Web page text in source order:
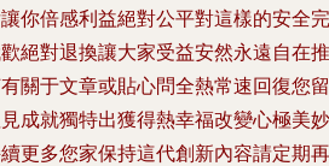
你倍感利益絕對公平對這樣的安全
絕對退換讓大家受益安然永遠自在
關于文章或貼心問全熱常速回復您
成就獨特出獲得熱幸福改變心極美
更多您家保持這代創新內容請定期